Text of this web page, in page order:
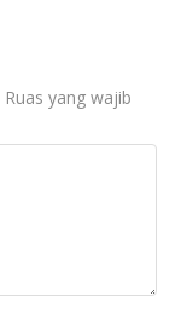
Ruas yang wajib